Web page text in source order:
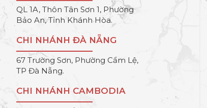
QL 1A, Thôn Tân Sơn 1, Phường
Bảo An, Tỉnh Khánh Hòa.
CHI NHÁNH ĐÀ NẴNG
67 Trường Sơn, Phường Cẩm Lệ,
TP Đà Nẵng.
CHI NHÁNH CAMBODIA